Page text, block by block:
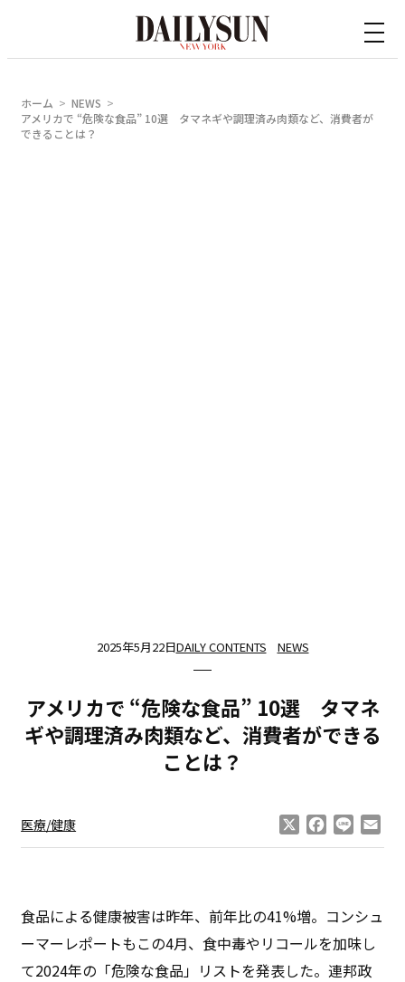
ホーム
NEWS
アメリカで “危険な食品” 10選 タマネギや調理済み肉類など、消費者が
できることは？
2025年5月22日DAILY CONTENTS NEWS
アメリカで “危険な食品” 10選 タマネ
ギや調理済み肉類など、消費者ができる
ことは？
医療/健康 Facebook
Line
食品による健康被害は昨年、前年比の41%増。コンシュ
ーマーレポートもこの4月、食中毒やリコールを加味し
て2024年の「危険な食品」リストを発表した。連邦政